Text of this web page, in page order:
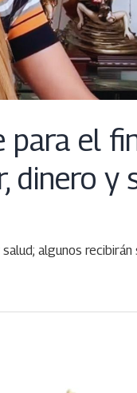
para el
dinero y
algunos recibirán